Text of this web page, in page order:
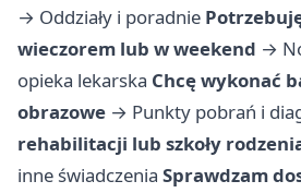
→ Oddziały i poradnie
wieczorem lub w weekend →
opieka lekarska Chcę wykonać
obrazowe → Punkty pobrań i
rehabilitacji lub szkoły
inne świadczenia Sprawdzam